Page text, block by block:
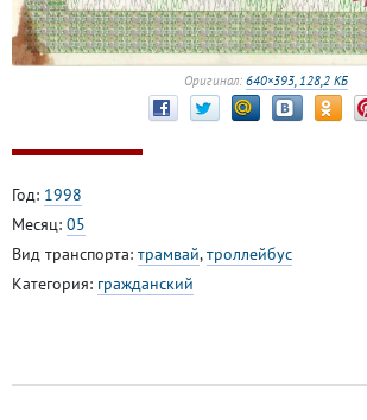
Оригинал: 640×393, 128,2 КБ
Год: 1998
Месяц: 05
Вид транспорта: трамвай,троллейбус
Категория: гражданский